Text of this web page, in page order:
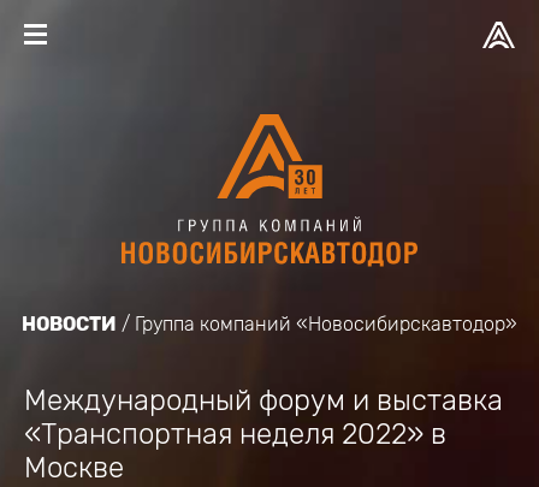
НОВОСТИ Группа компаний «Новосибирскавтодор»
Международный форум и выставка
«Транспортная неделя 2022» в
Москве